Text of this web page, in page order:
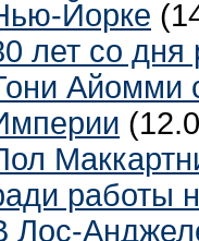
Йорке
лет со
Айомми
работы
Лос-